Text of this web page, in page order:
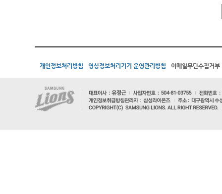
개인정보처리방침 영상정보처리기기 운영관리방침 이메일무단수집거부